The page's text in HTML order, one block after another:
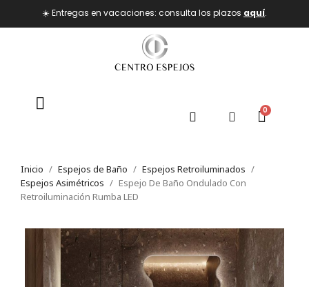
☀️ Entregas en vacaciones: consulta los plazos aquí.
Inicio Espejos de Baño
Espejos Retroiluminados
Espejos Asimétricos
Espejo De Baño Ondulado Con
Retroiluminación Rumba LED